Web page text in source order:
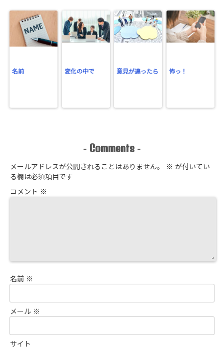
名前 変化の中で 意見が違ったら 怖っ！
- Comments -
メールアドレスが公開されることはありません。 ※ が付いてい
る欄は必須項目です
コメント ※
名前 ※
メール ※
サイト